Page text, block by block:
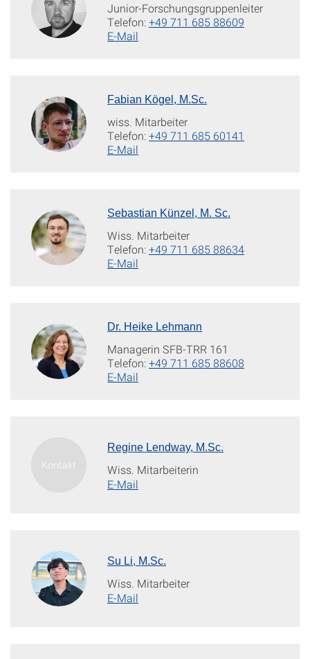
Junior-Forschungsgruppenleiter
Telefon:+49 711 685 88609
E-Mail
Fabian Kögel, M.Sc.
wiss. Mitarbeiter
Telefon:+49 711 685 60141
E-Mail
Sebastian Künzel, M. Sc.
Wiss. Mitarbeiter
Telefon:+49 711 685 88634
E-Mail
Dr. Heike Lehmann
Managerin SFB-TRR 161
Telefon:+49 711 685 88608
E-Mail
Regine Lendway, M.Sc.
Wiss. Mitarbeiterin
E-Mail
Su Li, M.Sc.
Wiss. Mitarbeiter
E-Mail